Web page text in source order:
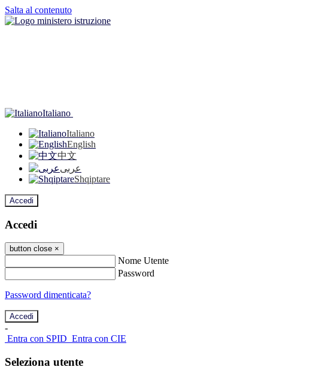
Salta al contenuto
Italiano
Italiano
English
中文
عربى
Shqiptare
Accedi
Accedi
button close ×
Nome Utente
Password
Password dimenticata?
-
Entra con SPID Entra con CIE
Seleziona utente